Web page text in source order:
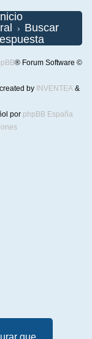
que
Buscar
® Forum Software ©
by INVENTEA &
por phpBB España